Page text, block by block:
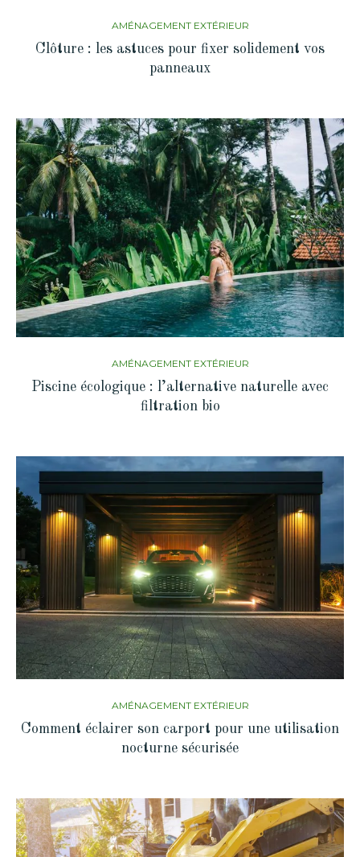
AMÉNAGEMENT EXTÉRIEUR
Clôture : les astuces pour fixer solidement vos
panneaux
AMÉNAGEMENT EXTÉRIEUR
Piscine écologique : l’alternative naturelle avec
filtration bio
AMÉNAGEMENT EXTÉRIEUR
Comment éclairer son carport pour une utilisation
nocturne sécurisée